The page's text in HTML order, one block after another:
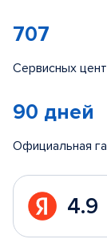
707
Сервисных
90 дней
Официальная
4.9